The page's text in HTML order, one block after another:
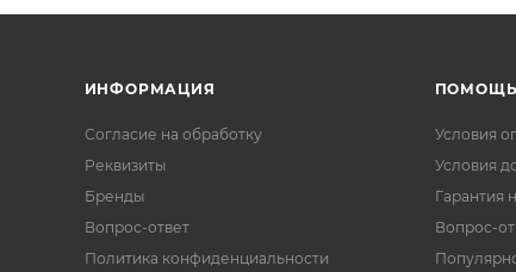
ИНФОРМАЦИЯ
Согласие на обработку
Реквизиты
Бренды
Вопрос-ответ
Политика конфиденциальности
ПОМОЩЬ
Условия
Условия
Гарантия
Вопрос-